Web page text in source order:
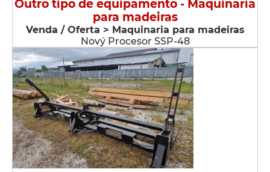
Outro tipo de equipamento - Maquinaria
para madeiras
Venda / Oferta > Maquinaria para madeiras
Nový Procesor SSP-48